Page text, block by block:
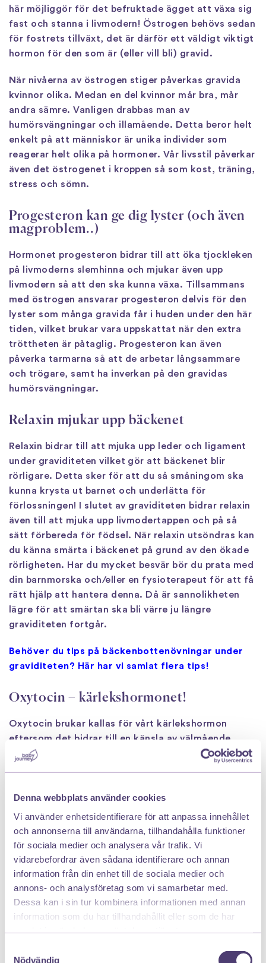
Denna webbplats använder cookies
Vi använder enhetsidentifierare för att anpassa innehållet
och annonserna till användarna, tillhandahålla funktioner
för sociala medier och analysera vår trafik. Vi
vidarebefordrar även sådana identifierare och annan
information från din enhet till de sociala medier och
annons- och analysföretag som vi samarbetar med.
Dessa kan i sin tur kombinera informationen med annan
information som du har tillhandahållit eller som de har
Nödvändig
här möjliggör för det befruktade ägget att växa sig
fast och stanna i livmodern! Östrogen behövs sedan
för fostrets tillväxt, det är därför ett väldigt viktigt
hormon för den som är (eller vill bli) gravid.
När nivåerna av östrogen stiger påverkas gravida
kvinnor olika. Medan en del kvinnor mår bra, mår
andra sämre. Vanligen drabbas man av
humörsvängningar och illamående. Detta beror helt
enkelt på att människor är unika individer som
reagerar helt olika på hormoner. Vår livsstil påverkar
även det östrogenet i kroppen så som kost, träning,
stress och sömn.
Progesteron kan ge dig lyster (och även
magproblem..)
Hormonet progesteron bidrar till att öka tjockleken
på livmoderns slemhinna och mjukar även upp
livmodern så att den ska kunna växa. Tillsammans
med östrogen ansvarar progesteron delvis för den
lyster som många gravida får i huden under den här
tiden, vilket brukar vara uppskattat när den extra
tröttheten är påtaglig. Progesteron kan även
påverka tarmarna så att de arbetar långsammare
och trögare, samt ha inverkan på den gravidas
humörsvängningar.
Relaxin mjukar upp bäckenet
Relaxin bidrar till att mjuka upp leder och ligament
under graviditeten vilket gör att bäckenet blir
rörligare. Detta sker för att du så småningom ska
kunna krysta ut barnet och underlätta för
förlossningen! I slutet av graviditeten bidrar relaxin
även till att mjuka upp livmodertappen och på så
sätt förbereda för födsel. När relaxin utsöndras kan
du känna smärta i bäckenet på grund av den ökade
rörligheten. Har du mycket besvär bör du prata med
din barnmorska och/eller en fysioterapeut för att få
rätt hjälp att hantera denna. Då är sannolikheten
lägre för att smärtan ska bli värre ju längre
graviditeten fortgår.
Behöver du tips på bäckenbottenövningar under
graviditeten? Här har vi samlat flera tips!
Oxytocin – kärlekshormonet!
Oxytocin brukar kallas för vårt kärlekshormon
eftersom det bidrar till en känsla av välmående.
Under den andra och tredje trimestern börjar detta
och detta går att göra genom vila samt lugn och ro.
Då hamnar kroppen i vad som kallas för ett
parasympatiskt tillstånd
vilket innebär att kroppen
slappnar av maximalt. När oxytocinet utsöndras och
flödar väl i kroppen mår man väldigt bra psykiskt
både som gravid och inte. Vid stress utsöndras
istället adrenalin och kortisol vilket motverkar
Oxytocin bidrar också till att ge sammandragningar